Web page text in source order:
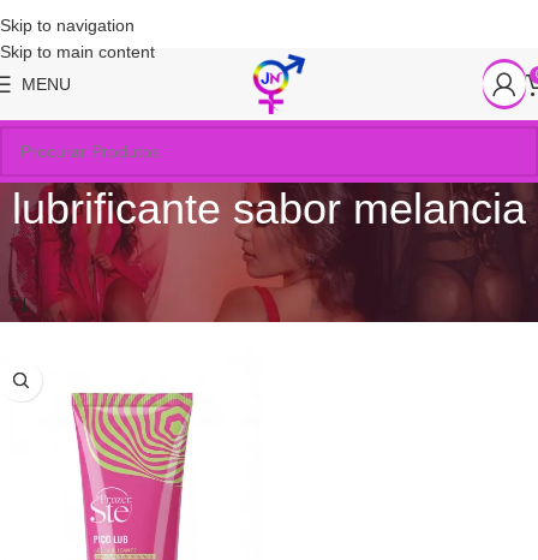
Skip to navigation
Skip to main content
MENU
lubrificante sabor melancia
Início
Produtos marcados com a tag “lubrificante sabor melancia”